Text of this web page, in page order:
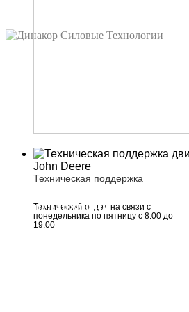
Техническая поддержка
Технический отдел на связи с
понедельника по пятницу с 8.00 до
19.00
Все предложения